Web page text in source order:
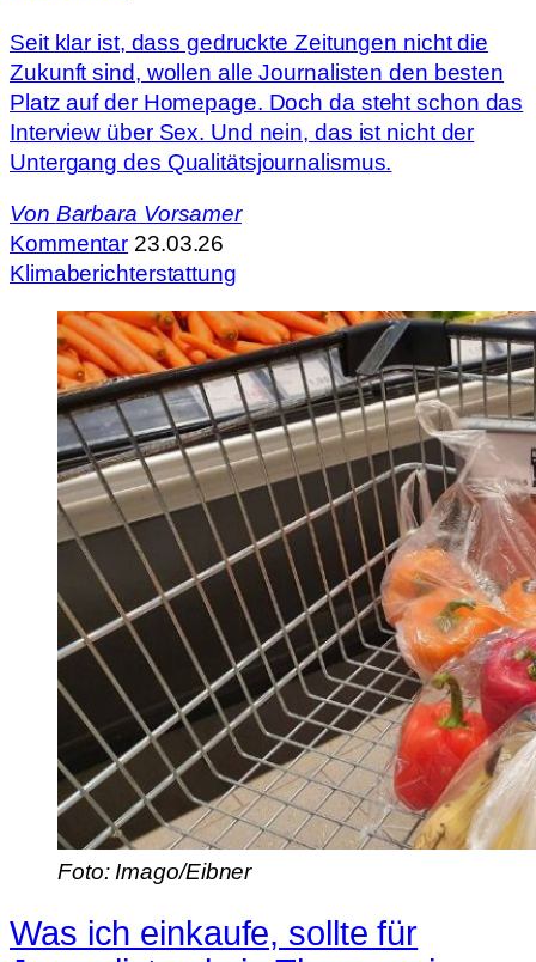
Seit klar ist, dass gedruckte Zeitungen nicht die
Zukunft sind, wollen alle Journalisten den besten
Platz auf der Homepage. Doch da steht schon das
Interview über Sex. Und nein, das ist nicht der
Untergang des Qualitätsjournalismus.
Von Barbara Vorsamer
Kommentar 23.03.26
Klimaberichterstattung
Foto: Imago/Eibner
Was ich einkaufe, sollte für